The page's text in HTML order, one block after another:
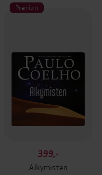
Premium
399,-
Alkymisten